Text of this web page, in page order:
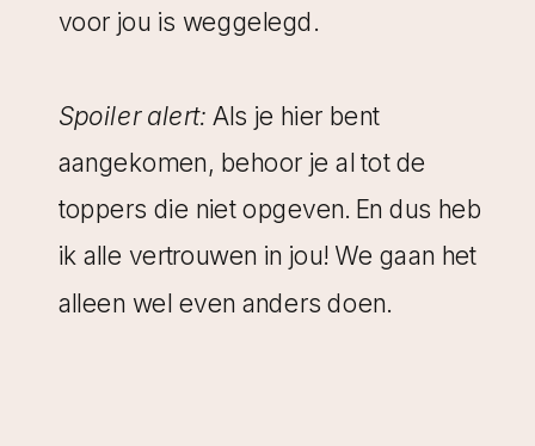
en pastemijn coachingtrajec
het komende jaar.
voor jou is weggelegd.
Spoiler alert: Als je hier bent
aangekomen, behoor je al tot de
toppers die niet opgeven. En dus heb
ik alle vertrouwen in jou! We gaan het
alleen wel even anders doen.